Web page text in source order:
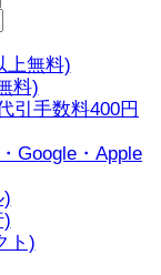
上無料)
料)
引手数料400円
Google・Apple
)
)
ト)